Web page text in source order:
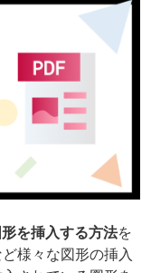
を挿入する方法を
様々な図形の挿入